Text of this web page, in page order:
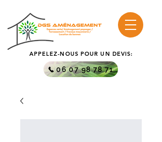
APPELEZ-NOUS POUR UN DEVIS:
06 07 98 78 71